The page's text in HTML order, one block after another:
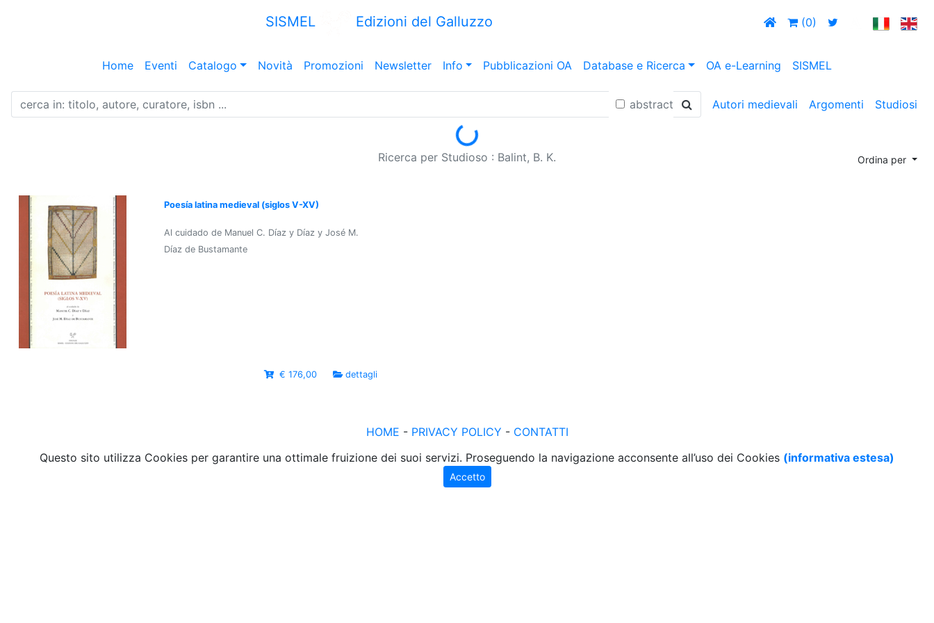
SISMEL Edizioni del Galluzzo (0)
Home Eventi Catalogo Novità Promozioni Newsletter Info Pubblicazioni OA Database e Ricerca OA e-Learning SISMEL
abstract Autori medievali Argomenti Studiosi
Loading...
Ricerca per Studioso : Balint, B. K. Ordina per
Poesía latina medieval (siglos V-XV)
Al cuidado de Manuel C. Díaz y Díaz y José M.
Díaz de Bustamante
€ 176,00 dettagli
HOME - PRIVACY POLICY - CONTATTI
Questo sito utilizza Cookies per garantire una ottimale fruizione dei suoi servizi. Proseguendo la navigazione acconsente all’uso dei Cookies (informativa estesa)
Accetto